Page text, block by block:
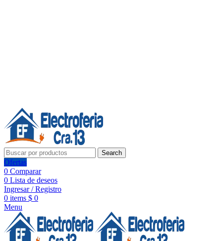
Search
Ofertas
0 Comparar
0 Lista de deseos
Ingresar / Registro
0 items $ 0
Menu